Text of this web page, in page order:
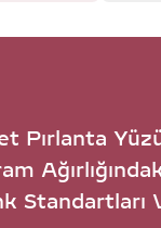
Pırlanta